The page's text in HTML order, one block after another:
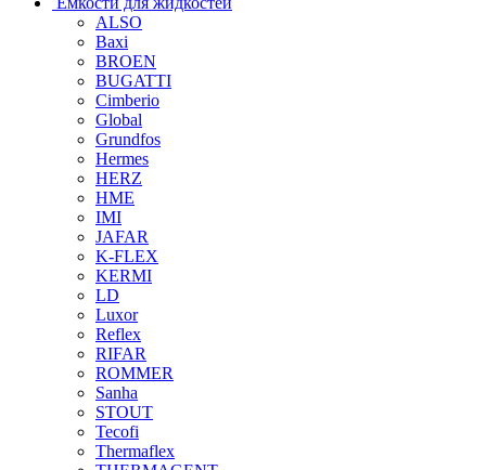
ALSO
Baxi
BROEN
BUGATTI
Cimberio
Global
Grundfos
Hermes
HERZ
HME
IMI
JAFAR
K-FLEX
KERMI
LD
Luxor
Reflex
RIFAR
ROMMER
Sanha
STOUT
Tecofi
Thermaflex